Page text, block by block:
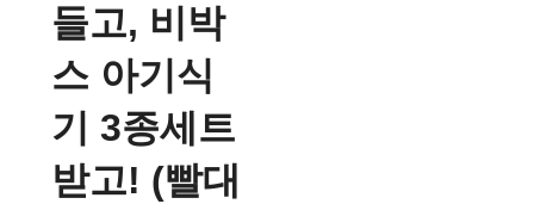
들고, 비박
스 아기식
기 3종세트
받고! (빨대